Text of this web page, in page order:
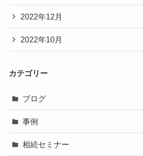
2022年12月
2022年10月
カテゴリー
ブログ
事例
相続セミナー